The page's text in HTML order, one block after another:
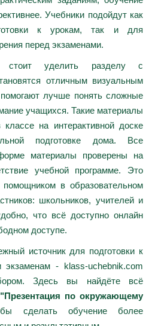
Учебники подойдут как
к урокам, так и для
перед экзаменами.
стоит уделить разделу с
отличным визуальным
лучше понять сложные
учащихся. Такие материалы
на интерактивной доске
подготовке дома. Все
материалы проверены на
учебной программе. Это
в образовательном
школьников, учителей и
что всё доступно онлайн
доступе.
источник для подготовки к
- klass-uchebnik.com
Здесь вы найдёте всё
"Презентация по окружающему
сделать обучение более